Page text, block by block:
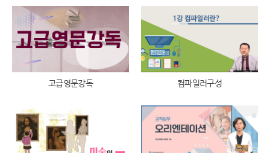
고급영문강독 컴파일러구성